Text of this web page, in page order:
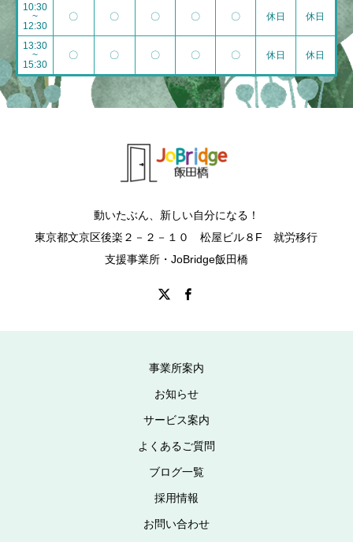
10:30
~
12:30
〇 〇 〇 〇 〇 休日 休日
13:30
~
15:30
〇 〇 〇 〇 〇 休日 休日
動いたぶん、新しい自分になる！
東京都文京区後楽２－２－１０ 松屋ビル８F 就労移行
支援事業所・JoBridge飯田橋
事業所案内
お知らせ
サービス案内
よくあるご質問
ブログ一覧
採用情報
お問い合わせ